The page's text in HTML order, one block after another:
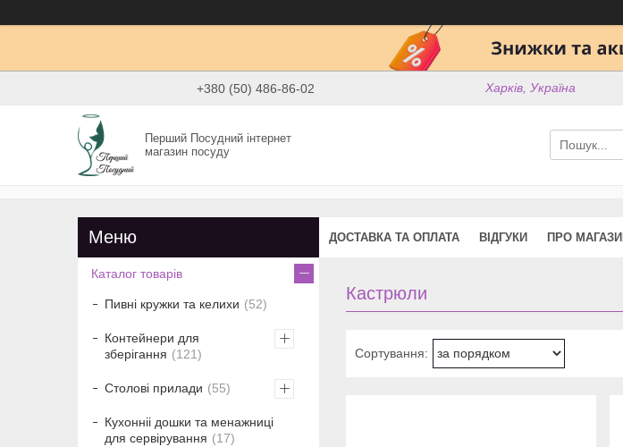
+380 (50) 486-86-02 Харків, Україна
Перший Посудний інтернет
магазин посуду
ДОСТАВКА ТА ОПЛАТА ВІДГУКИ ПРО
Кастрюли
Каталог товарів
Пивні кружки та келихи 52
Контейнери для
зберігання
121
Столові прилади 55
Кухонніі дошки та менажниці
для сервірування
17